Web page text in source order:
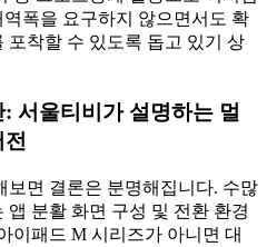
폭을 요구하지 않으면서도 확
포착할 수 있도록 돕고 있기 상
서울티비가 설명하는 멀
보면 결론은 분명해집니다. 수많
분활 화면 구성 및 전환 환경
이패드 M 시리즈가 아니면 대